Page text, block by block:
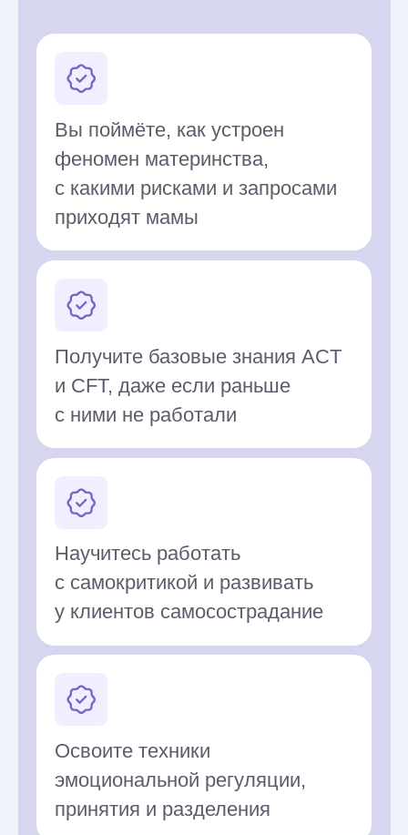
клиентов
Сформируете собственный
набор практик и упражнений
для работы с мамами
и преподаватели
курса
Кристина Антонова
детей. Родила дочку в Латинской
Америке (Бразилия)
ВШЭ по клиент-центрированной
Развивает гуманистический
подход, интегрируя
его с современными методами,